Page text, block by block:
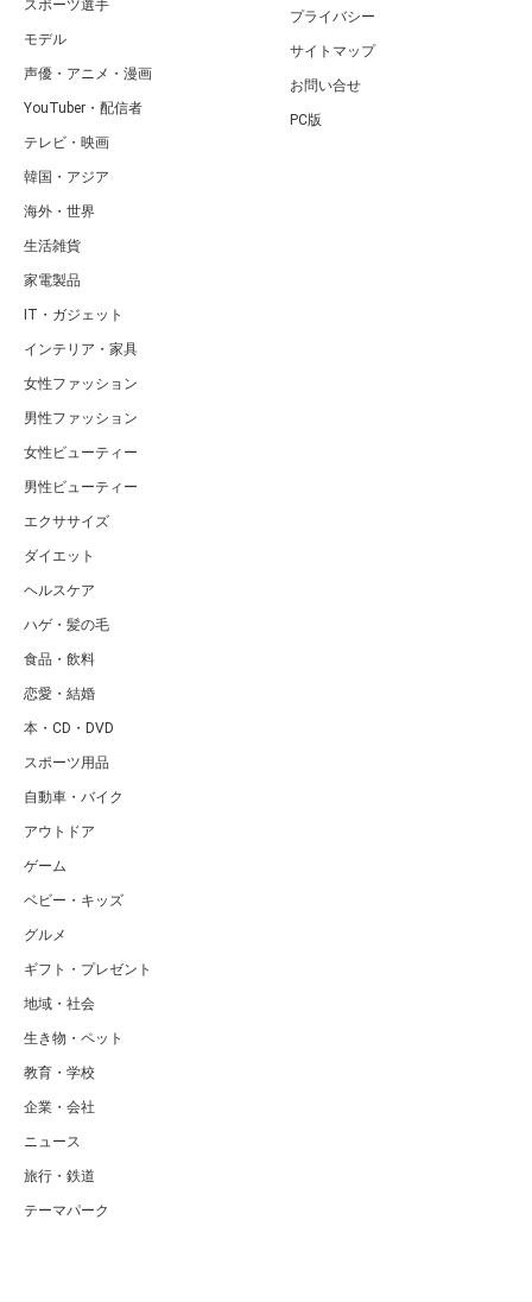
スポーツ選手
モデル
声優・アニメ・漫画
YouTuber・配信者
テレビ・映画
韓国・アジア
海外・世界
生活雑貨
家電製品
IT・ガジェット
インテリア・家具
女性ファッション
男性ファッション
女性ビューティー
男性ビューティー
エクササイズ
ダイエット
ヘルスケア
ハゲ・髪の毛
食品・飲料
恋愛・結婚
本・CD・DVD
スポーツ用品
自動車・バイク
アウトドア
ゲーム
ベビー・キッズ
グルメ
ギフト・プレゼント
地域・社会
生き物・ペット
教育・学校
企業・会社
ニュース
旅行・鉄道
テーマパーク
プライバシー
サイトマップ
お問い合せ
PC版